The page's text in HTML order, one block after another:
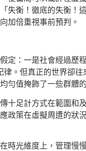
衡！徹底的失衡！
加倍重視事前預判。
定：一是社會經過歷
律。但真正的世界卻
勻值掩飾了一些群體
十足計方式在範圍和
政策在虛擬周遭的狀
時光維度上，管理慢